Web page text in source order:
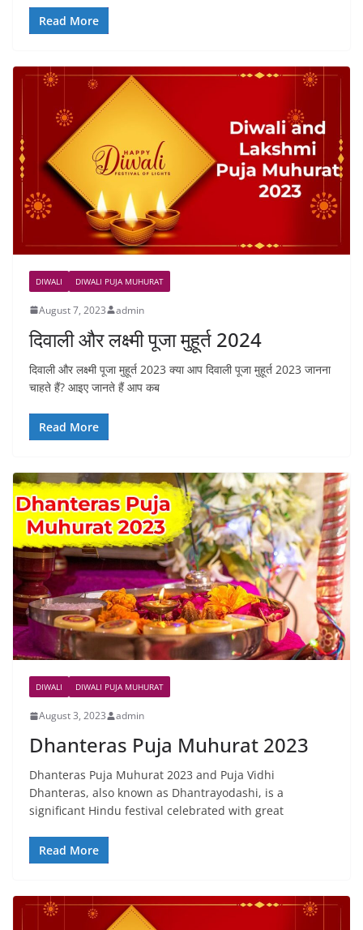
Read More
DIWALI DIWALI PUJA MUHURAT
August 7, 2023 admin
दिवाली और लक्ष्मी पूजा मुहूर्त 2024
दिवाली और लक्ष्मी पूजा मुहूर्त 2023 क्या आप दिवाली पूजा मुहूर्त 2023 जानना
चाहते हैं? आइए जानते हैं आप कब
Read More
DIWALI DIWALI PUJA MUHURAT
August 3, 2023 admin
Dhanteras Puja Muhurat 2023
Dhanteras Puja Muhurat 2023 and Puja Vidhi
Dhanteras, also known as Dhantrayodashi, is a
significant Hindu festival celebrated with great
Read More